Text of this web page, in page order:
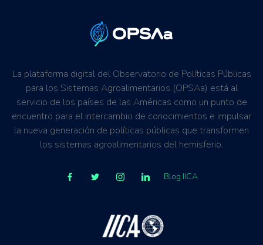
La plataforma digital del Observatorio de Políticas Públicas
para los Sistemas Agroalimentarios (OPSAa) está al
servicio de los países de las Américas como un punto de
encuentro para el intercambio de conocimientos e impulsar
la nueva generación de políticas públicas que transformen
los sistemas agroalimentarios del hemisferio.
Blog IICA